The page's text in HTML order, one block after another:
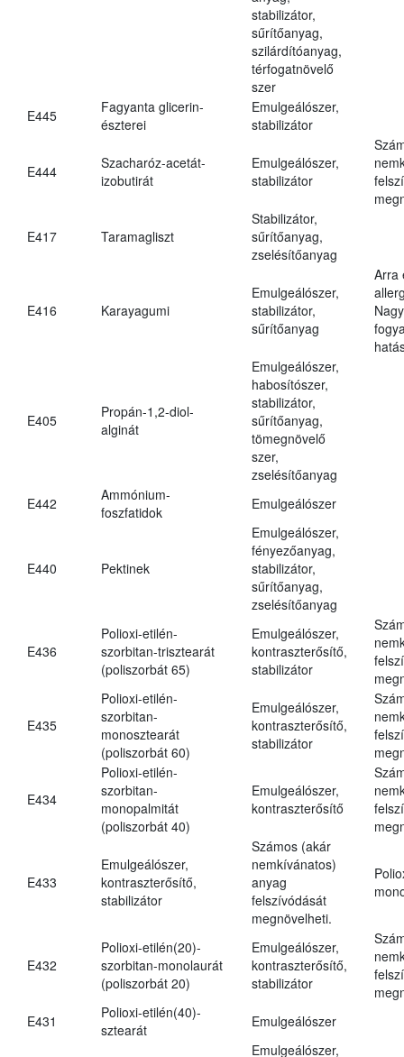
stabilizátor,
sűrítőanyag,
szilárdítóanyag,
térfogatnövelő
szer
E445
Fagyanta glicerin-
észterei
Emulgeálószer,
stabilizátor
E444
Szacharóz-acetát-
izobutirát
Emulgeálószer,
stabilizátor
E417 Taramagliszt
Stabilizátor,
sűrítőanyag,
zselésítőanyag
E416 Karayagumi
Emulgeálószer,
stabilizátor,
sűrítőanyag
Arra
E405
Propán-1,2-diol-
alginát
Emulgeálószer,
habosítószer,
stabilizátor,
sűrítőanyag,
tömegnövelő
szer,
zselésítőanyag
E442
Ammónium-
foszfatidok
Emulgeálószer
E440 Pektinek
Emulgeálószer,
fényezőanyag,
stabilizátor,
sűrítőanyag,
zselésítőanyag
E436
Polioxi-etilén-
szorbitan-trisztearát
(poliszorbát 65)
Emulgeálószer,
kontraszterősítő,
stabilizátor
E435
Polioxi-etilén-
szorbitan-
monosztearát
(poliszorbát 60)
Emulgeálószer,
kontraszterősítő,
stabilizátor
E434
Polioxi-etilén-
szorbitan-
monopalmitát
(poliszorbát 40)
Emulgeálószer,
kontraszterősítő
E433
Emulgeálószer,
kontraszterősítő,
stabilizátor
Számos (akár
nemkívánatos)
anyag
felszívódását
megnövelheti.
E432
Polioxi-etilén(20)-
szorbitan-monolaurát
(poliszorbát 20)
Emulgeálószer,
kontraszterősítő,
stabilizátor
E431
Polioxi-etilén(40)-
sztearát
Emulgeálószer
Emulgeálószer,